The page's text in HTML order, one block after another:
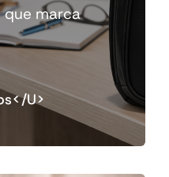
que marca
u>